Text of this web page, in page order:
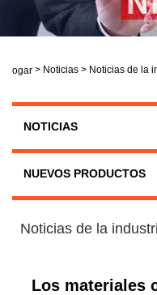
Hogar > Noticias > Noticias de la
NOTICIAS
NUEVOS PRODUCTOS
Noticias de la
Los materiales